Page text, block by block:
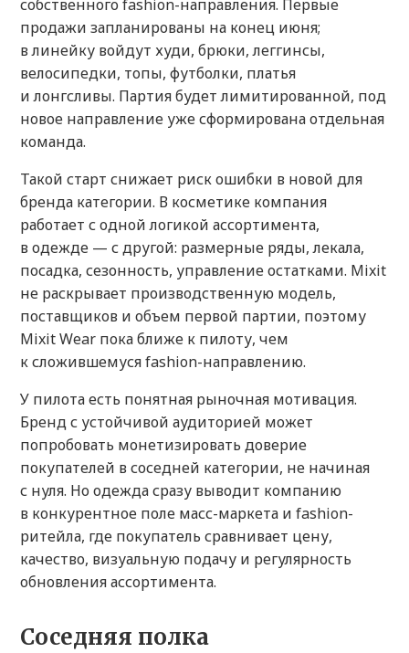
собственного fashion-направления. Первые
продажи запланированы на конец июня;
в линейку войдут худи, брюки, леггинсы,
велосипедки, топы, футболки, платья
и лонгсливы. Партия будет лимитированной, под
новое направление уже сформирована отдельная
команда.
Такой старт снижает риск ошибки в новой для
бренда категории. В косметике компания
работает с одной логикой ассортимента,
в одежде — с другой: размерные ряды, лекала,
посадка, сезонность, управление остатками. Mixit
не раскрывает производственную модель,
поставщиков и объем первой партии, поэтому
Mixit Wear пока ближе к пилоту, чем
к сложившемуся fashion-направлению.
У пилота есть понятная рыночная мотивация.
Бренд с устойчивой аудиторией может
попробовать монетизировать доверие
покупателей в соседней категории, не начиная
с нуля. Но одежда сразу выводит компанию
в конкурентное поле масс-маркета и fashion-
ритейла, где покупатель сравнивает цену,
качество, визуальную подачу и регулярность
обновления ассортимента.
Соседняя полка